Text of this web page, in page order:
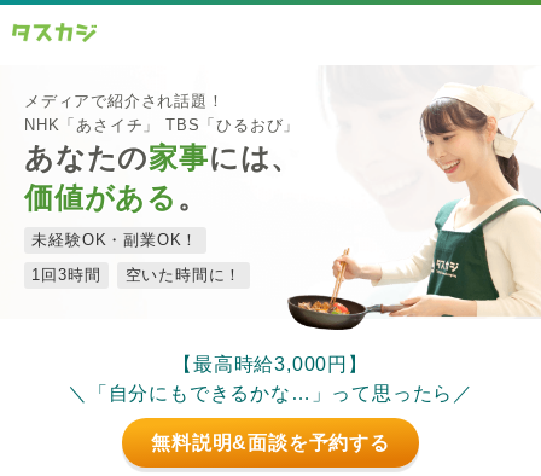
メディアで紹介され話題！
NHK「あさイチ」 TBS「ひるおび」
あなたの家事には、
価値がある 。
未経験OK・副業OK！
1回3時間
空いた時間に！
【最高時給3,000円】
＼「自分にもできるかな…」って思ったら／
無料説明&面談を予約する